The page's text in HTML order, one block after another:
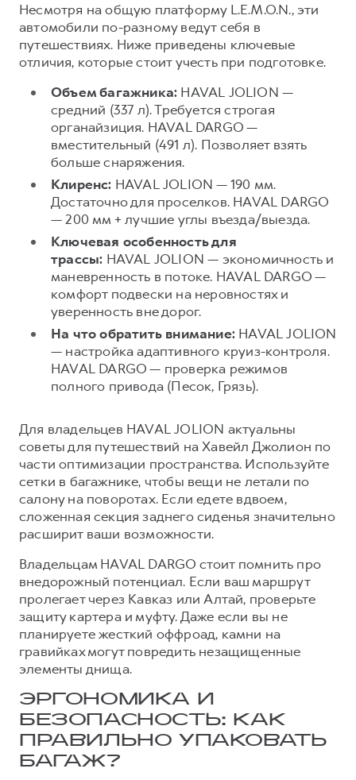
Несмотря на общую платформу L.E.M.O.N., эти
автомобили по-разному ведут себя в
путешествиях. Ниже приведены ключевые
отличия, которые стоит учесть при подготовке.
Объем багажника: HAVAL JOLION —
средний (337 л). Требуется строгая
органайзиция. HAVAL DARGO —
вместительный (491 л). Позволяет взять
больше снаряжения.
Клиренс: HAVAL JOLION — 190 мм.
Достаточно для проселков. HAVAL DARGO
— 200 мм + лучшие углы въезда/выезда.
Ключевая особенность для
трассы: HAVAL JOLION — экономичность и
маневренность в потоке. HAVAL DARGO —
комфорт подвески на неровностях и
уверенность вне дорог.
На что обратить внимание: HAVAL JOLION
— настройка адаптивного круиз-контроля.
HAVAL DARGO — проверка режимов
полного привода (Песок, Грязь).
Для владельцев HAVAL JOLION актуальны
советы для путешествий на Хавейл Джолион по
части оптимизации пространства. Используйте
сетки в багажнике, чтобы вещи не летали по
салону на поворотах. Если едете вдвоем,
сложенная секция заднего сиденья значительно
расширит ваши возможности.
Владельцам HAVAL DARGO стоит помнить про
внедорожный потенциал. Если ваш маршрут
пролегает через Кавказ или Алтай, проверьте
защиту картера и муфту. Даже если вы не
планируете жесткий оффроад, камни на
гравийках могут повредить незащищенные
элементы днища.
ЭРГОНОМИКА И
БЕЗОПАСНОСТЬ: КАК
ПРАВИЛЬНО УПАКОВАТЬ
БАГАЖ?